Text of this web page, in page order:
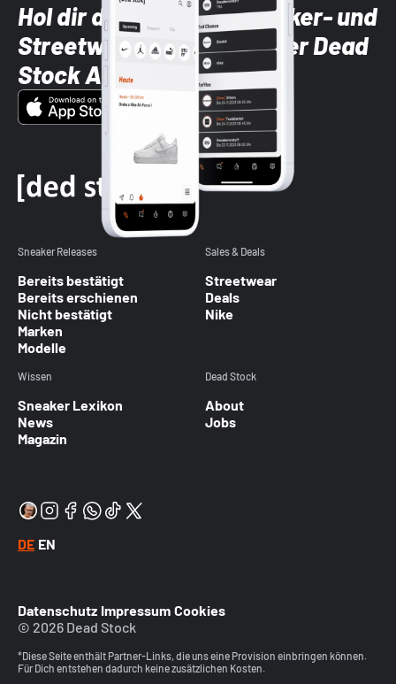
Hol dir die neuesten Sneaker- und
Streetwear-Brands mit der Dead
Stock App
Sneaker Releases
Bereits bestätigt
Bereits erschienen
Nicht bestätigt
Marken
Modelle
Sales & Deals
Streetwear
Deals
Nike
Wissen
Sneaker Lexikon
News
Magazin
Dead Stock
About
Jobs
DE EN
Datenschutz Impressum Cookies
© 2026 Dead Stock
*Diese Seite enthält Partner-Links, die uns eine Provision einbringen können.
Für Dich entstehen dadurch keine zusätzlichen Kosten.